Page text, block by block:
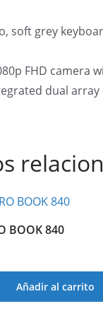
soft grey
FHD camera
dual array
BOOK 840
Añadir al carrito